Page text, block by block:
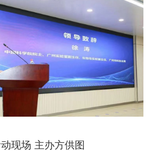
现场 主办方供图